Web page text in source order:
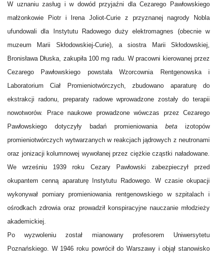
W uznaniu zasług i w dowód przyjaźni dla Cezarego Pawłowskiego
małżonkowie Piotr i Irena Joliot-Curie z przyznanej nagrody Nobla
ufundowali dla Instytutu Radowego duży elektromagnes (obecnie w
muzeum Marii Skłodowskiej-Curie), a siostra Marii Skłodowskiej,
Bronisława Dłuska, zakupiła 100 mg radu. W pracowni kierowanej przez
Cezarego Pawłowskiego powstała Wzorcownia Rentgenowska i
Laboratorium Ciał Promieniotwórczych, zbudowano aparaturę do
ekstrakcji radonu, preparaty radowe wprowadzone zostały do terapii
nowotworów. Prace naukowe prowadzone wówczas przez Cezarego
Pawłowskiego dotyczyły badań promieniowania beta izotopów
promieniotwórczych wytwarzanych w reakcjach jądrowych z neutronami
oraz jonizacji kolumnowej wywołanej przez ciężkie cząstki naładowane.
We wrześniu 1939 roku Cezary Pawłowski zabezpieczył przed
okupantem cenną aparaturę Instytutu Radowego. W czasie okupacji
wykonywał pomiary promieniowania rentgenowskiego w szpitalach i
ośrodkach zdrowia oraz prowadził konspiracyjne nauczanie młodzieży
akademickiej.
Po wyzwoleniu został mianowany profesorem Uniwersytetu
Poznańskiego. W 1946 roku powrócił do Warszawy i objął stanowisko